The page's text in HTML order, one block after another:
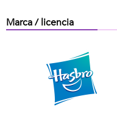
Marca / licencia